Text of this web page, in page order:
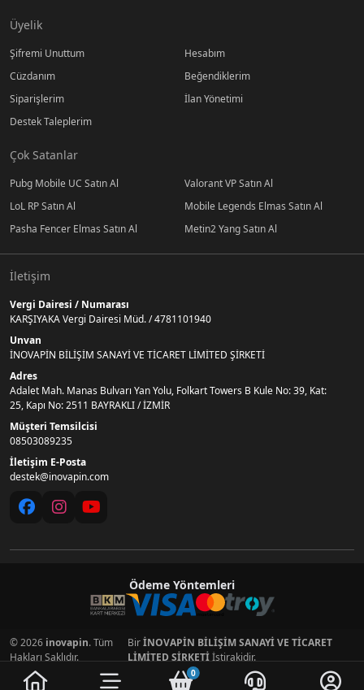
0
Üyelik
Şifremi Unuttum
Hesabım
Cüzdanım
Beğendiklerim
Siparişlerim
İlan Yönetimi
Destek Taleplerim
Çok Satanlar
Pubg Mobile UC Satın Al
Valorant VP Satın Al
LoL RP Satın Al
Mobile Legends Elmas Satın Al
Pasha Fencer Elmas Satın Al
Metin2 Yang Satın Al
İletişim
Vergi Dairesi / Numarası
KARŞIYAKA Vergi Dairesi Müd. / 4781101940
Unvan
İNOVAPİN BİLİŞİM SANAYİ VE TİCARET LİMİTED ŞİRKETİ
Adres
Adalet Mah. Manas Bulvarı Yan Yolu, Folkart Towers B Kule No: 39, Kat:
25, Kapı No: 2511 BAYRAKLI / İZMİR
Müşteri Temsilcisi
08503089235
İletişim E-Posta
destek@inovapin.com
Ödeme Yöntemleri
© 2026 inovapin. Tüm
Hakları Saklıdır.
BirİNOVAPİN BİLİŞİM SANAYİ VE TİCARET
LİMİTED ŞİRKETİİştirakidir.